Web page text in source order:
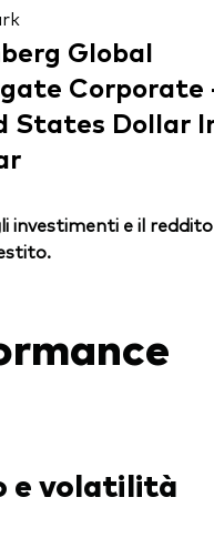
Global
Corporate
States Dollar
investimenti e il
e volatilità